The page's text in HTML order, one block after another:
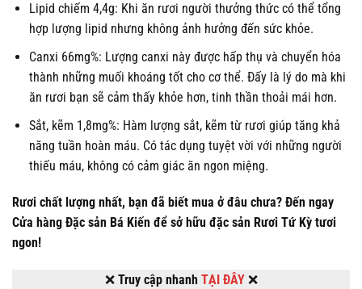
Lipid chiếm 4,4g: Khi ăn rươi người thưởng thức có thể tổng
hợp lượng lipid nhưng không ảnh hưởng đến sức khỏe.
Canxi 66mg%: Lượng canxi này được hấp thụ và chuyển hóa
thành những muối khoáng tốt cho cơ thể. Đấy là lý do mà khi
ăn rươi bạn sẽ cảm thấy khỏe hơn, tinh thần thoải mái hơn.
Sắt, kẽm 1,8mg%: Hàm lượng sắt, kẽm từ rươi giúp tăng khả
năng tuần hoàn máu. Có tác dụng tuyệt vời với những người
thiếu máu, không có cảm giác ăn ngon miệng.
Rươi chất lượng nhất, bạn đã biết mua ở đâu chưa? Đến ngay
Cửa hàng Đặc sản Bá Kiến để sở hữu đặc sản Rươi Tứ Kỳ tươi
ngon!
❌ Truy cập nhanh TẠI ĐÂY❌